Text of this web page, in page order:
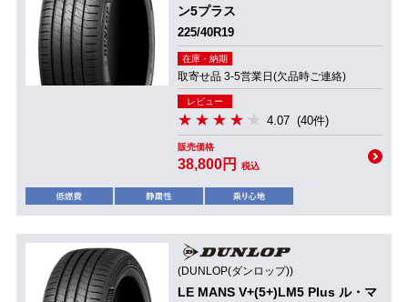
ン5プラス
225/40R19
在庫・納期
取寄せ品 3-5営業日(欠品時ご連絡)
レビュー
4.07 (40件)
販売価格
38,800円 税込
(DUNLOP(ダンロップ))
LE MANS V+(5+)LM5 Plus ル・マ